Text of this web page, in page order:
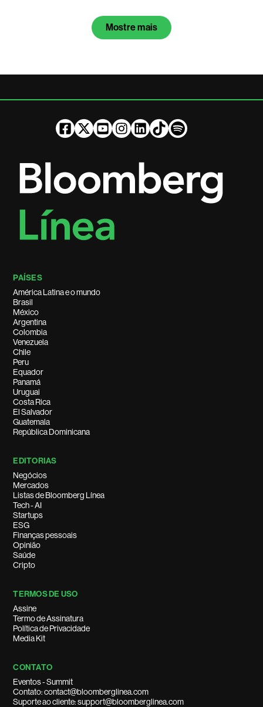
Mostre mais
PAÍSES
América Latina e o mundo
Brasil
México
Argentina
Colombia
Venezuela
Chile
Peru
Equador
Panamá
Uruguai
Costa Rica
El Salvador
Guatemala
República Dominicana
EDITORIAS
Negócios
Mercados
Listas de Bloomberg Línea
Tech - AI
Startups
ESG
Finanças pessoais
Opinião
Saúde
Cripto
TERMOS DE USO
Assine
Termo de Assinatura
Política de Privacidade
Media Kit
CONTATO
Eventos - Summit
Contato: contact@bloomberglinea.com
Suporte ao cliente: support@bloomberglinea.com